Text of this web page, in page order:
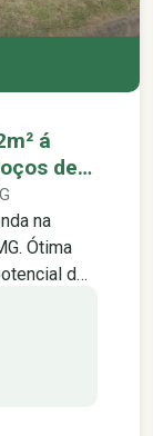
á
de
na
Ótima
de
de MG
Com
de